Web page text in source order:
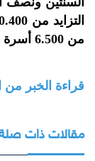
من 6.500 أسرة سنويا خلال الولاية الحكومية الحالية.
قراءة الخبر من
مقالات ذات